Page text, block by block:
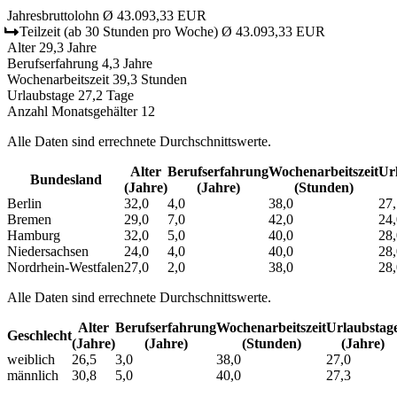
Jahresbruttolohn Ø 43.093,33 EUR
Teilzeit (ab 30 Stunden pro Woche) Ø 43.093,33 EUR
Alter 29,3 Jahre
Berufserfahrung 4,3 Jahre
Wochenarbeitszeit 39,3 Stunden
Urlaubstage 27,2 Tage
Anzahl Monatsgehälter 12
Alle Daten sind errechnete Durchschnittswerte.
Bundesland
Alter
(Jahre)
Berufs­erfahrung
(Jahre)
Wochen­arbeitszeit
(Stunden)
Berlin
32,0 4,0 38,0
Bremen
29,0 7,0 42,0
Hamburg
32,0 5,0 40,0
Niedersachsen
24,0 4,0 40,0
Nordrhein-Westfalen27,0 2,0 38,0
Alle Daten sind errechnete Durchschnittswerte.
Geschlecht
Alter
(Jahre)
Berufs­erfahrung
(Jahre)
Wochen­arbeitszeit
(Stunden)
(Jahre)
weiblich
26,5 3,0 38,0
27,0
männlich
30,8 5,0 40,0 27,3